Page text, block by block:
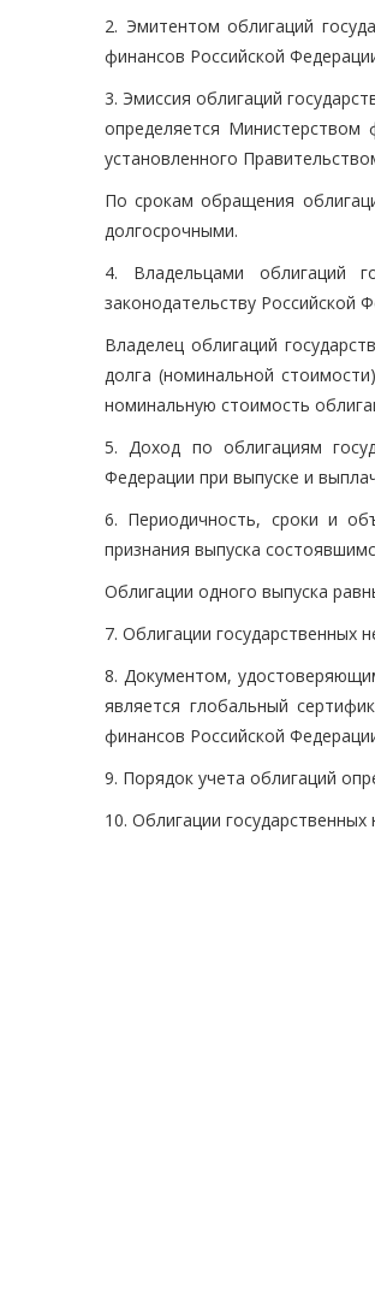
2. Эмитентом облигаций
финансов Российской
3. Эмиссия облигаций
определяется Министерством
установленного
По срокам обращения
долгосрочными.
4. Владельцами облигаций
законодательству Российской
Владелец облигаций
долга (номинальной
номинальную стоимость
5. Доход по облигациям
Федерации при выпуске и
6. Периодичность, сроки и
признания выпуска
Облигации одного выпуска
7. Облигации государственных
8. Документом,
является глобальный
финансов Российской
9. Порядок учета облигаций
10. Облигации